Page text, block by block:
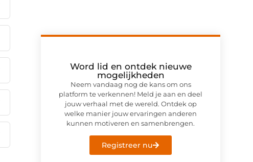
Word lid en ontdek nieuwe
mogelijkheden
Neem vandaag nog de kans om ons
platform te verkennen! Meld je aan en deel
jouw verhaal met de wereld. Ontdek op
welke manier jouw ervaringen anderen
kunnen motiveren en samenbrengen.
Registreer nu